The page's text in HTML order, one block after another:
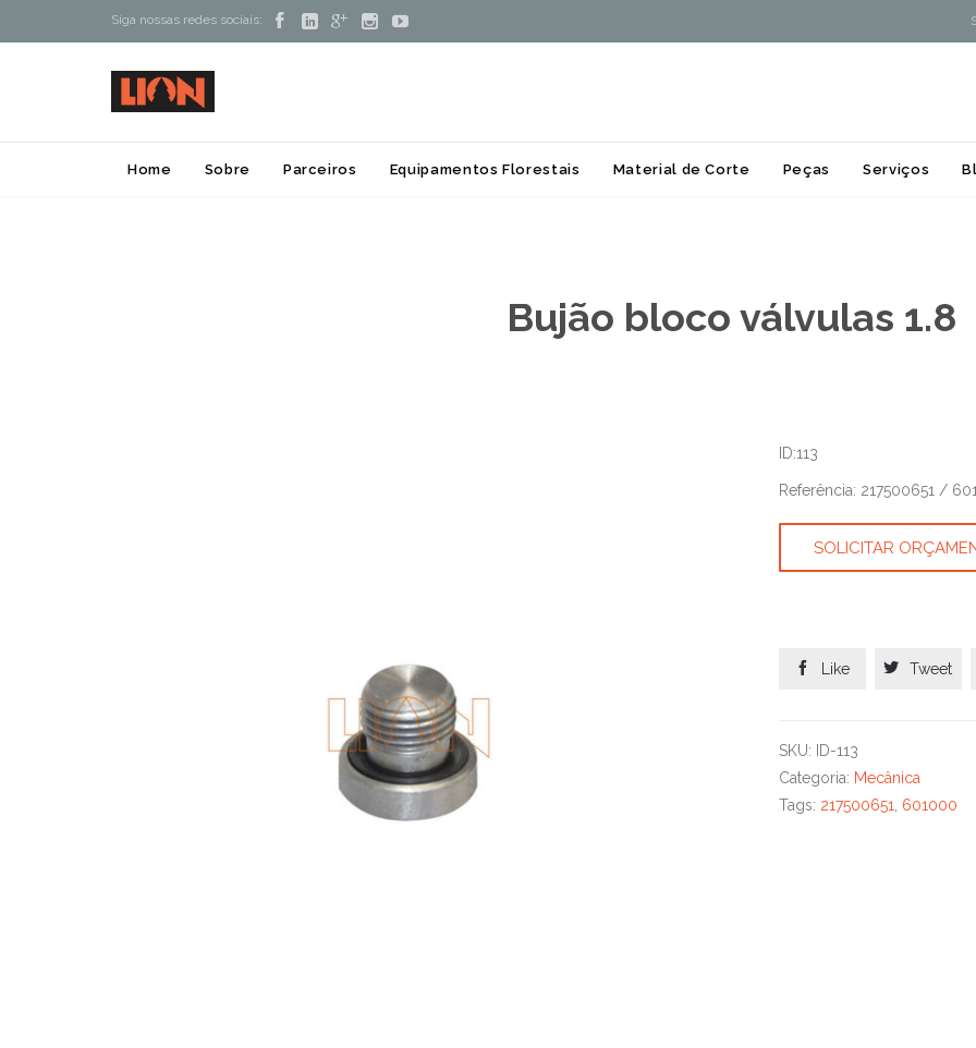
Siga nossas redes sociais:     
to
Home Sobre Parceiros Equipamentos Florestais Material de Corte Peças Serviços
Bujão bloco válvulas 1.8
ID:113
Referência: 217500651 /
SOLICITAR
 Like  Tweet
SKU:
ID-113
Categoria: Mecânica
Tags: 217500651, 601000